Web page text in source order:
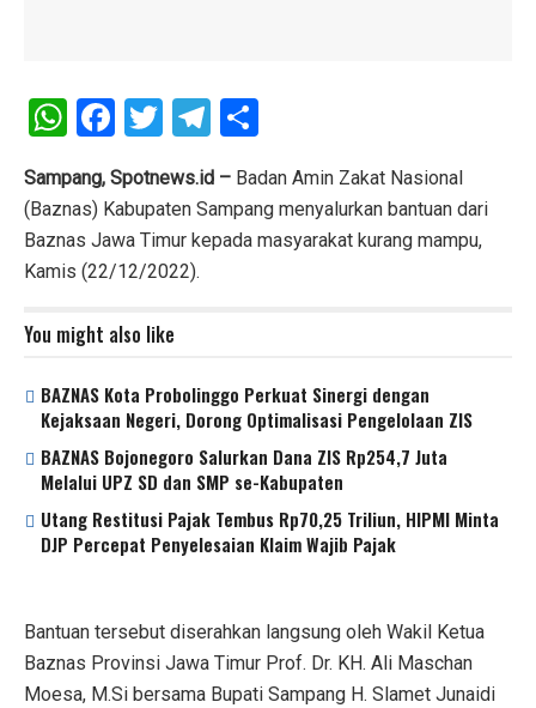
W
h
at
s
A
p
F
a
ce
b
o
k
T
wi
tt
er
T
el
e
gr
h
ar
e
Sampang, Spotnews.id – Badan Amin Zakat Nasional
(Baznas) Kabupaten Sampang menyalurkan bantuan dari
Baznas Jawa Timur kepada masyarakat kurang mampu,
Kamis (22/12/2022).
You might also like
BAZNAS Kota Probolinggo Perkuat Sinergi dengan
Kejaksaan Negeri, Dorong Optimalisasi Pengelolaan ZIS
BAZNAS Bojonegoro Salurkan Dana ZIS Rp254,7 Juta
Melalui UPZ SD dan SMP se-Kabupaten
Utang Restitusi Pajak Tembus Rp70,25 Triliun, HIPMI Minta
DJP Percepat Penyelesaian Klaim Wajib Pajak
Bantuan tersebut diserahkan langsung oleh Wakil Ketua
Baznas Provinsi Jawa Timur Prof. Dr. KH. Ali Maschan
Moesa, M.Si bersama Bupati Sampang H. Slamet Junaidi